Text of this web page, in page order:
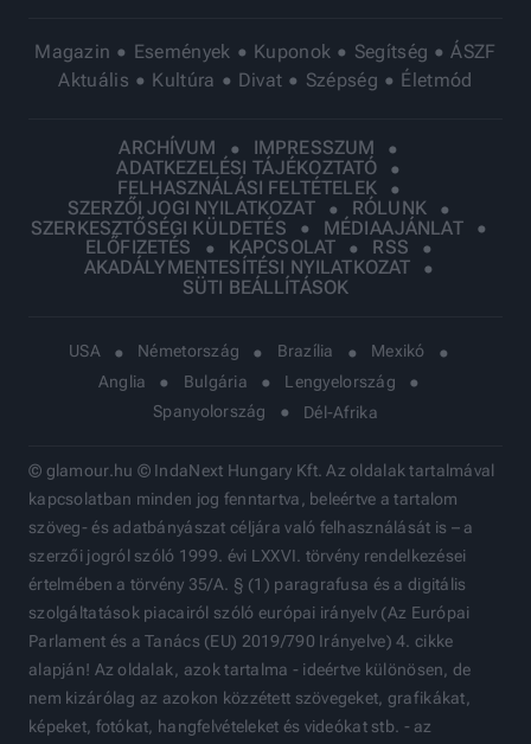
Magazin Események Kuponok Segítség
ÁSZF
Aktuális
Kultúra Divat Szépség Életmód
ARCHÍVUM
IMPRESSZUM
ADATKEZELÉSI TÁJÉKOZTATÓ
FELHASZNÁLÁSI FELTÉTELEK
SZERZŐI JOGI NYILATKOZAT
RÓLUNK
SZERKESZTŐSÉGI KÜLDETÉS
MÉDIAAJÁNLAT
ELŐFIZETÉS
KAPCSOLAT
RSS
AKADÁLYMENTESÍTÉSI NYILATKOZAT
SÜTI BEÁLLÍTÁSOK
USA Németország Brazília
Mexikó
Anglia
Bulgária
Lengyelország
Spanyolország
Dél-Afrika
© glamour.hu © IndaNext Hungary Kft. Az oldalak tartalmával
kapcsolatban minden jog fenntartva, beleértve a tartalom
szöveg- és adatbányászat céljára való felhasználását is – a
szerzői jogról szóló 1999. évi LXXVI. törvény rendelkezései
értelmében a törvény 35/A. § (1) paragrafusa és a digitális
szolgáltatások piacairól szóló európai irányelv (Az Európai
Parlament és a Tanács (EU) 2019/790 Irányelve) 4. cikke
alapján! Az oldalak, azok tartalma - ideértve különösen, de
nem kizárólag az azokon közzétett szövegeket, grafikákat,
képeket, fotókat, hangfelvételeket és videókat stb. - az